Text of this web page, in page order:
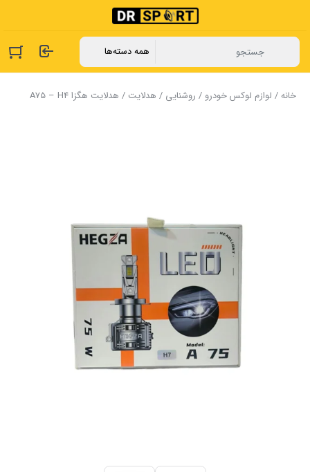
خانه/ لوازم لوکس خودرو / روشنایی / هدلایت / هدلایت هگزا A75 – H4